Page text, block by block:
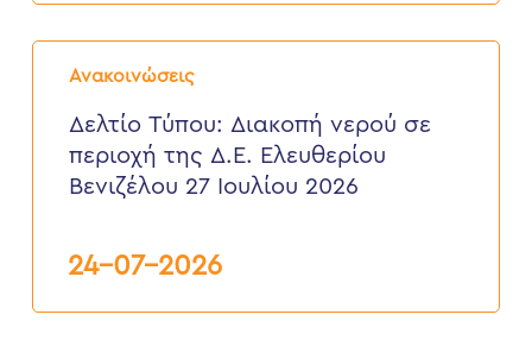
έως
2026Ανακοινώσεις
Δελτίο
Τύπου:
νερού
περιοχή
2026
Δελτίο Τύπου: Διακοπή νερού σε
περιοχή της Δ.Ε. Ελευθερίου
Βενιζέλου 27 Ιουλίου 2026
24-07-2026